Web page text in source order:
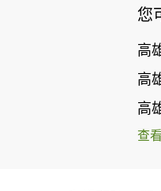
您
高
高
高
查